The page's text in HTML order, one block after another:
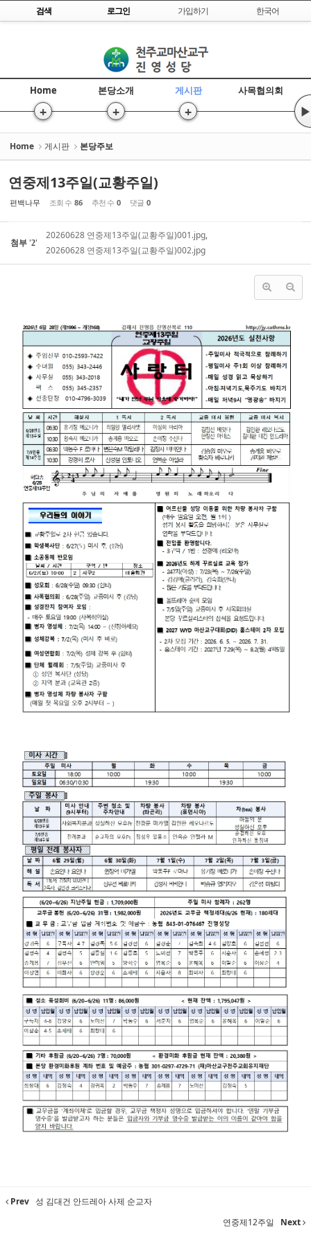
Skip to content
검색 로그인 가입하기 한국어
Home
+
본당소개
+
게시판
+
사목협의회
▶
Home 게시판 본당주보
연중제13주일(교황주일)
편백나무 조회 수 86 추천 수 0 댓글 0
첨부'2'
20260628 연중제13주일(교황주일)001.jpg,
20260628 연중제13주일(교황주일)002.jpg
Prev 성 김대건 안드레아 사제 순교자
연중제12주일
Next
Sketchbook5, 스케치북5
Sketchbook5, 스케치북5